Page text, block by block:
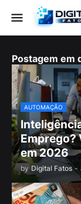
Postagem em
AUTOMAÇÃO
Emprego?
em 2026
by Digital Fatos -